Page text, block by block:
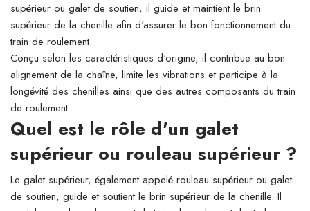
supérieur ou galet de soutien, il guide et maintient le brin
supérieur de la chenille afin d'assurer le bon fonctionnement du
train de roulement.
Conçu selon les caractéristiques d'origine, il contribue au bon
alignement de la chaîne, limite les vibrations et participe à la
longévité des chenilles ainsi que des autres composants du train
de roulement.
Quel est le rôle d'un galet
supérieur ou rouleau supérieur ?
Le galet supérieur, également appelé rouleau supérieur ou galet
de soutien, guide et soutient le brin supérieur de la chenille. Il